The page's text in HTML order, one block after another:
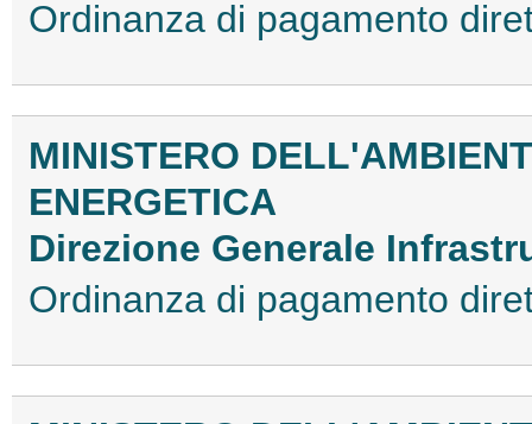
Ordinanza di pagamento
MINISTERO
ENERGETICA
Direzione Generale
Ordinanza di pagamento